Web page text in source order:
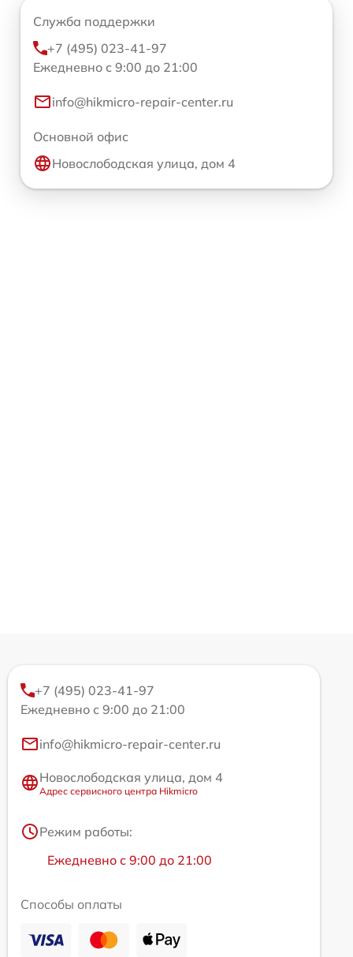
Служба поддержки
+7 (495) 023-41-97
Ежедневно с 9:00 до 21:00
info@hikmicro-repair-center.ru
Основной офис
Новослободская улица, дом 4
+7 (495) 023-41-97
Ежедневно с 9:00 до 21:00
info@hikmicro-repair-center.ru
Новослободская улица, дом 4
Адрес сервисного центра Hikmicro
Режим работы:
Ежедневно с 9:00 до 21:00
Способы оплаты